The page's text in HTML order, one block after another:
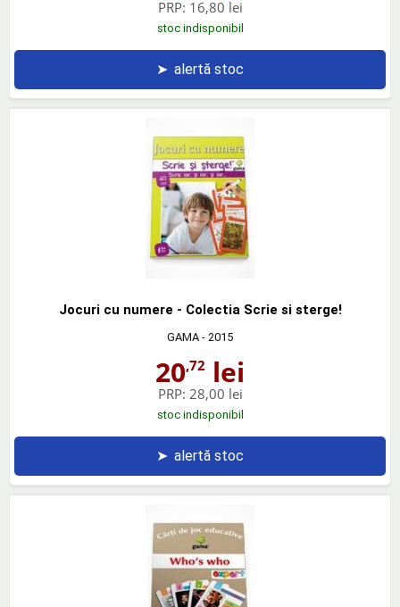
PRP: 16,80 lei
stoc indisponibil
➤ alertă stoc
Jocuri cu numere - Colectia Scrie si sterge!
GAMA - 2015
20,72 lei
PRP: 28,00 lei
stoc indisponibil
➤ alertă stoc